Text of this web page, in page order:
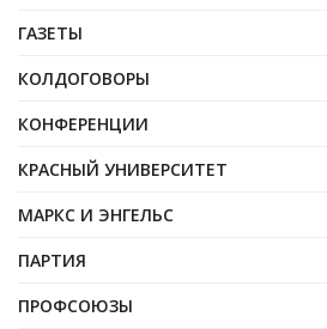
ГАЗЕТЫ
КОЛДОГОВОРЫ
КОНФЕРЕНЦИИ
КРАСНЫЙ УНИВЕРСИТЕТ
МАРКС И ЭНГЕЛЬС
ПАРТИЯ
ПРОФСОЮЗЫ